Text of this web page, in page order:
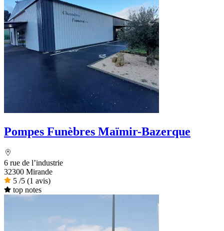
Pompes Funèbres Maïmir-Bazerque
6 rue de l’industrie
32300 Mirande
5 /5 (1 avis)
top notes